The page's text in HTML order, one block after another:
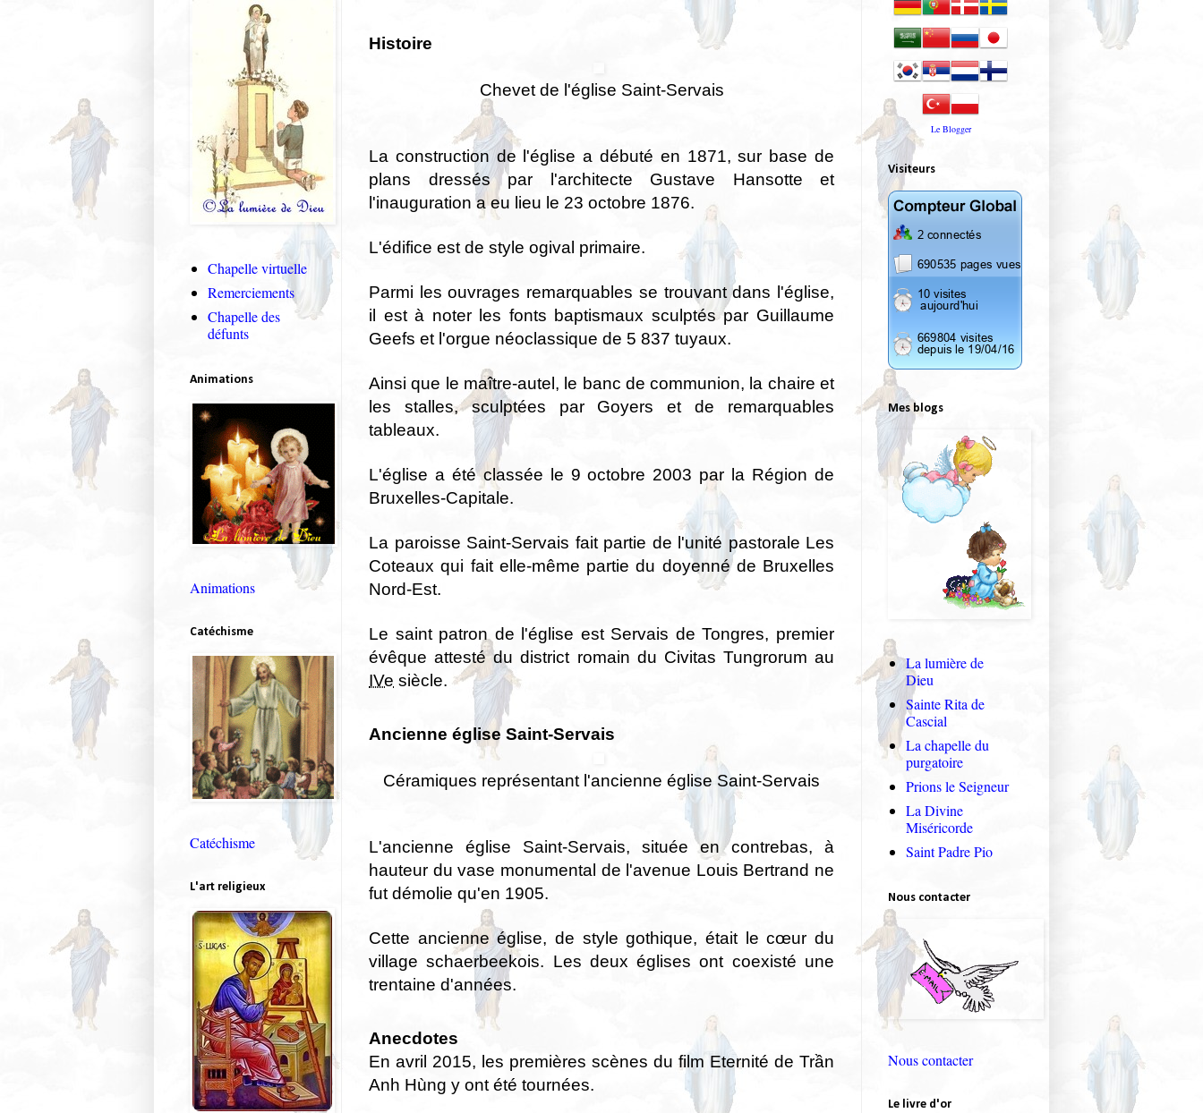
Histoire
Chevet de l'église Saint-Servais
La construction de l'église a débuté en 1871, sur base de
plans dressés par l'architecte Gustave Hansotte et
l'inauguration a eu lieu le 23 octobre 1876.
L'édifice est de style ogival primaire.
Parmi les ouvrages remarquables se trouvant dans l'église,
il est à noter les fonts baptismaux sculptés par Guillaume
Geefs et l'orgue néoclassique de 5 837 tuyaux.
Ainsi que le maître-autel, le banc de communion, la chaire et
les stalles, sculptées par Goyers et de remarquables
tableaux.
L'église a été classée le 9 octobre 2003 par la Région de
Bruxelles-Capitale.
La paroisse Saint-Servais fait partie de l'unité pastorale Les
Coteaux qui fait elle-même partie du doyenné de Bruxelles
Nord-Est.
Le saint patron de l'église est Servais de Tongres, premier
évêque attesté du district romain du Civitas Tungrorum au
IVe siècle.
Ancienne église Saint-Servais
Céramiques représentant l'ancienne église Saint-Servais
L'ancienne église Saint-Servais, située en contrebas, à
hauteur du vase monumental de l'avenue Louis Bertrand ne
fut démolie qu'en 1905.
Cette ancienne église, de style gothique, était le cœur du
village schaerbeekois. Les deux églises ont coexisté une
trentaine d'années.
Anecdotes
En avril 2015, les premières scènes du film Eternité de Trần
Anh Hùng y ont été tournées.
Chapelle virtuelle
Remerciements
Chapelle des
défunts
Animations
Animations
Catéchisme
Catéchisme
L'art religieux
Le Blogger
Visiteurs
Mes blogs
La lumière de
Dieu
Sainte Rita de
Cascial
La chapelle du
purgatoire
Prions le Seigneur
La Divine
Miséricorde
Saint Padre Pio
Nous contacter
Nous contacter
Le livre d'or